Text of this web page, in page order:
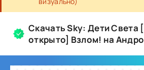
Скачать Sky: Дети Света
открыто] Взлом! на